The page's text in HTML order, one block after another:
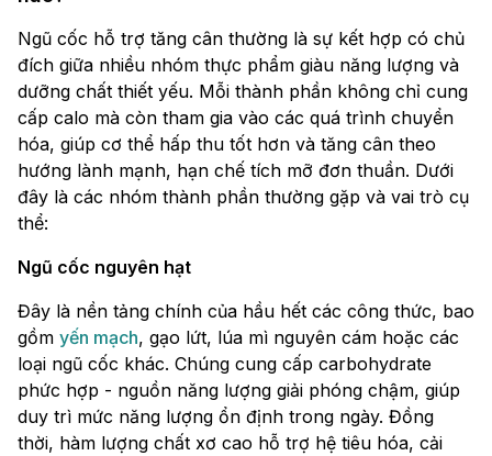
Ngũ cốc hỗ trợ tăng cân thường là sự kết hợp có chủ
đích giữa nhiều nhóm thực phẩm giàu năng lượng và
dưỡng chất thiết yếu. Mỗi thành phần không chỉ cung
cấp calo mà còn tham gia vào các quá trình chuyển
hóa, giúp cơ thể hấp thu tốt hơn và tăng cân theo
hướng lành mạnh, hạn chế tích mỡ đơn thuần. Dưới
đây là các nhóm thành phần thường gặp và vai trò cụ
thể:
Ngũ cốc nguyên hạt
Đây là nền tảng chính của hầu hết các công thức, bao
gồm yến mạch, gạo lứt, lúa mì nguyên cám hoặc các
loại ngũ cốc khác. Chúng cung cấp carbohydrate
phức hợp - nguồn năng lượng giải phóng chậm, giúp
duy trì mức năng lượng ổn định trong ngày. Đồng
thời, hàm lượng chất xơ cao hỗ trợ hệ tiêu hóa, cải